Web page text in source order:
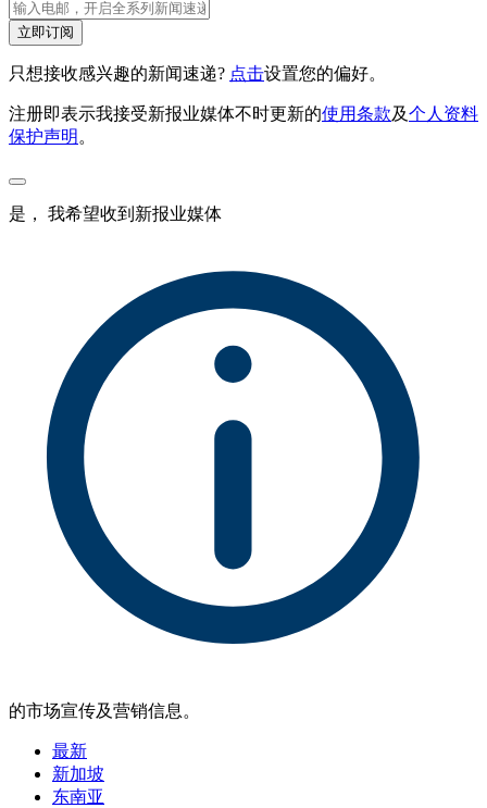
立即订阅
只想接收感兴趣的新闻速递? 点击设置您的偏好。
注册即表示我接受新报业媒体不时更新的使用条款及个人资料
保护声明 。
是， 我希望收到新报业媒体
的市场宣传及营销信息。
最新
新加坡
东南亚